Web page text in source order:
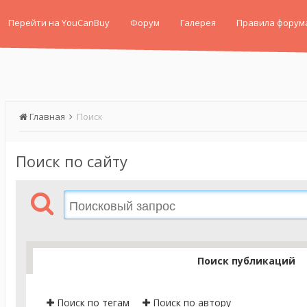
Перейти на YouCanBuy Форум Галерея Правила
Главная Поиск
Поиск по сайту
Поиск публикаций
Поиск по тегам Поиск по автору